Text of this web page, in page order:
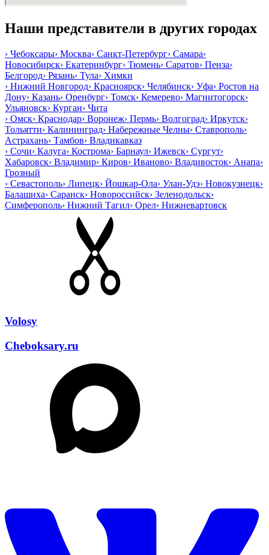
Наши представители в других городах
› Чебоксары› Москва› Санкт-Петербург› Самара›
Новосибирск› Екатеринбург› Тюмень› Саратов› Пенза›
Белгород› Рязань› Тула› Химки
› Нижний Новгород› Красноярск› Челябинск› Уфа› Ростов на
Дону› Казань› Оренбург› Томск› Кемерево› Магнитогорск›
Ульяновск› Курган› Чита
› Омск› Краснодар› Воронеж› Пермь› Волгоград› Иркутск›
Тольятти› Калининград› Набережные Челны› Ставрополь›
Астрахань› Тамбов› Владикавказ
› Сочи› Калуга› Кострома› Барнаул› Ижевск› Сургут›
Хабаровск› Владимир› Киров› Иваново› Владивосток› Анапа›
Грозный
› Севастополь› Липецк› Йошкар-Ола› Улан-Удэ› Новокузнецк›
Балашиха› Саранск› Новороссийск› Зеленодольск›
Симферополь› Нижний Тагил› Орел› Нижневартовск
Volosy
Cheboksary.ru